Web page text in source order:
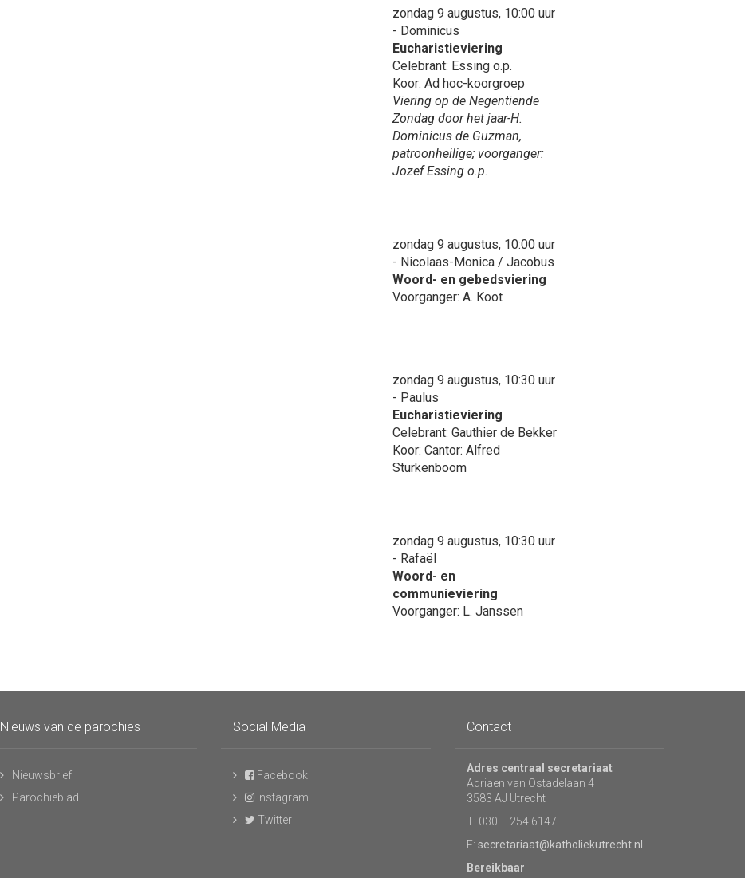
zondag 9 augustus, 10:00 uur
- Dominicus
Eucharistieviering
Celebrant: Essing o.p.
Koor: Ad hoc-koorgroep
Viering op de Negentiende
Zondag door het jaar-H.
Dominicus de Guzman,
patroonheilige; voorganger:
Jozef Essing o.p.
zondag 9 augustus, 10:00 uur
- Nicolaas-Monica / Jacobus
Woord- en gebedsviering
Voorganger: A. Koot
zondag 9 augustus, 10:30 uur
- Paulus
Eucharistieviering
Celebrant: Gauthier de Bekker
Koor: Cantor: Alfred
Sturkenboom
zondag 9 augustus, 10:30 uur
- Rafaël
Woord- en
communieviering
Voorganger: L. Janssen
Nieuws van de parochies
Nieuwsbrief
Parochieblad
Social Media
Facebook
Instagram
Twitter
Contact
Adres centraal secretariaat
Adriaen van Ostadelaan 4
3583 AJ Utrecht
T: 030 – 254 6147
E: secretariaat@katholiekutrecht.nl
Bereikbaar